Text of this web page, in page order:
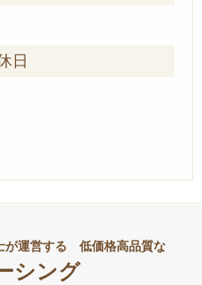
日
運営する 低価格高品質な
シング